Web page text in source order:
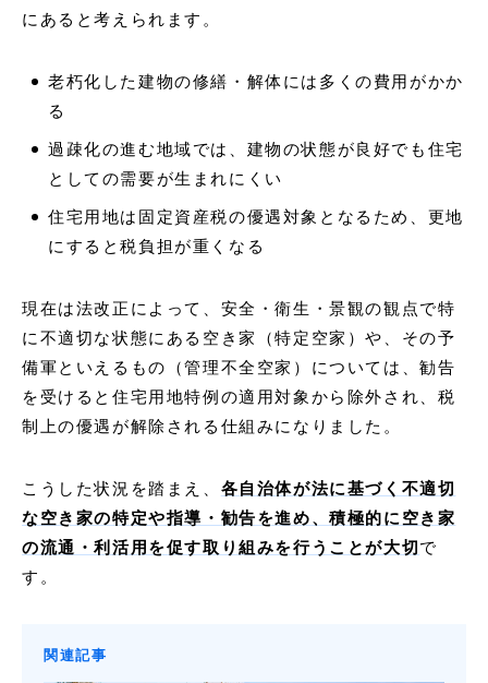
にあると考えられます。
老朽化した建物の修繕・解体には多くの費用がかか
る
過疎化の進む地域では、建物の状態が良好でも住宅
としての需要が生まれにくい
住宅用地は固定資産税の優遇対象となるため、更地
にすると税負担が重くなる
現在は法改正によって、安全・衛生・景観の観点で特
に不適切な状態にある空き家（特定空家）や、その予
備軍といえるもの（管理不全空家）については、勧告
を受けると住宅用地特例の適用対象から除外され、税
制上の優遇が解除される仕組みになりました。
こうした状況を踏まえ、 各自治体が法に基づく不適切
な空き家の特定や指導・勧告を進め、積極的に空き家
の流通・利活用を促す取り組みを行うことが大切で
す。
関連記事